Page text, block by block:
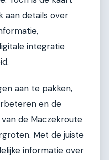
aan details over
integratie
aan te pakken,
en de
de Maczekroute
Met de juiste
informatie over